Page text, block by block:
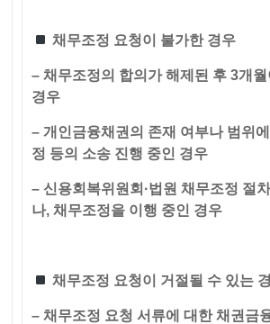
채무조정 요청이 불가한 경우
– 채무조정의 합의가 해제된 후 3개
경우
– 개인금융채권의 존재 여부나 범위
정 등의 소송 진행 중인 경우
– 신용회복위원회·법원 채무조정 절
나, 채무조정을 이행 중인 경우
채무조정 요청이 거절될 수 있는
– 채무조정 요청 서류에 대한 채권금